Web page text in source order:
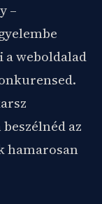
–
a weboldalad
az
hamarosan